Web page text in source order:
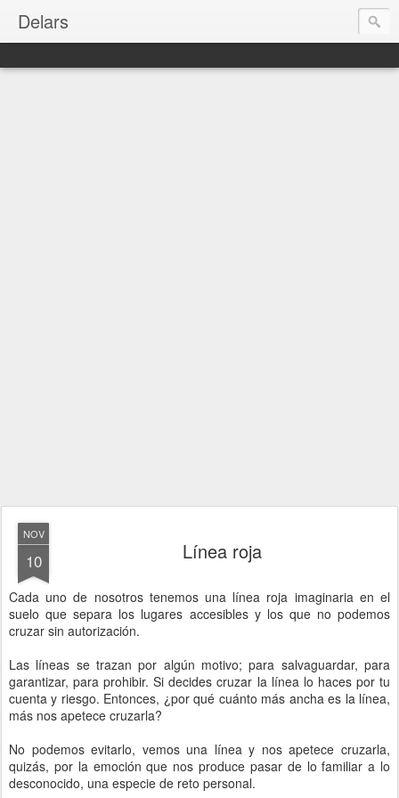
Delars
NOV
10 Línea roja
Cada uno de nosotros tenemos una línea roja imaginaria en el
suelo que separa los lugares accesibles y los que no podemos
cruzar sin autorización.
Las líneas se trazan por algún motivo; para salvaguardar, para
garantizar, para prohibir. Si decides cruzar la línea lo haces por tu
cuenta y riesgo. Entonces, ¿por qué cuánto más ancha es la línea,
más nos apetece cruzarla?
No podemos evitarlo, vemos una línea y nos apetece cruzarla,
quizás, por la emoción que nos produce pasar de lo familiar a lo
desconocido, una especie de reto personal.